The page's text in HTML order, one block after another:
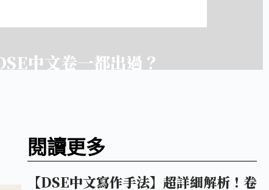
中文卷一都出過？
閱讀更多
【DSE中文寫作手法】超詳細解析！卷